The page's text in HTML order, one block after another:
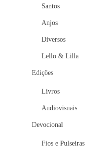
Santos
Anjos
Diversos
Lello & Lilla
Edições
Livros
Audiovisuais
Devocional
Fios e Pulseiras